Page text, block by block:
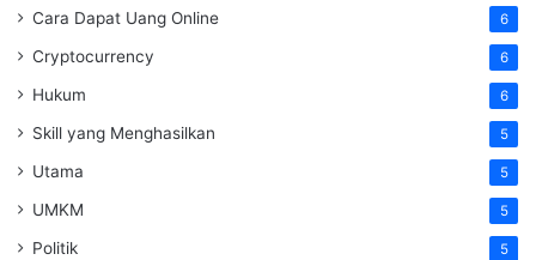
Cara Dapat Uang Online 6
Cryptocurrency 6
Hukum 6
Skill yang Menghasilkan 5
Utama 5
UMKM 5
Politik 5